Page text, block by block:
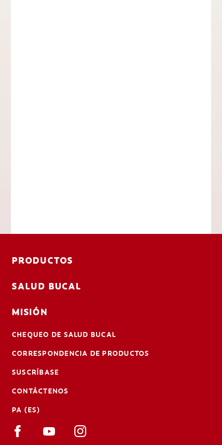
PRODUCTOS
SALUD BUCAL
MISIÓN
CHEQUEO DE SALUD BUCAL
CORRESPONDENCIA DE PRODUCTOS
SUSCRÍBASE
CONTÁCTENOS
PA (ES)